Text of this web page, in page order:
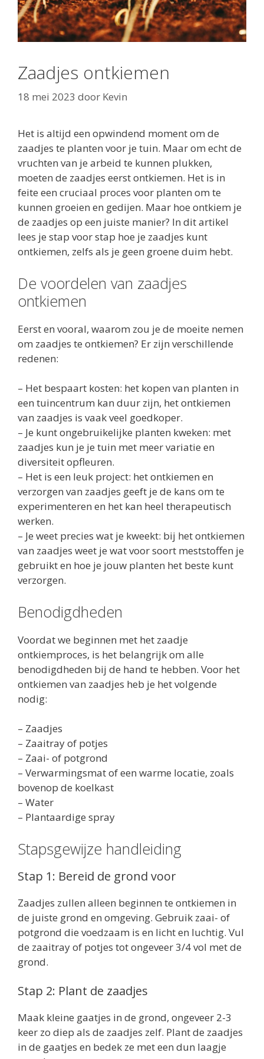
Zaadjes ontkiemen
18 mei 2023 door Kevin
Het is altijd een opwindend moment om de
zaadjes te planten voor je tuin. Maar om echt de
vruchten van je arbeid te kunnen plukken,
moeten de zaadjes eerst ontkiemen. Het is in
feite een cruciaal proces voor planten om te
kunnen groeien en gedijen. Maar hoe ontkiem je
de zaadjes op een juiste manier? In dit artikel
lees je stap voor stap hoe je zaadjes kunt
ontkiemen, zelfs als je geen groene duim hebt.
De voordelen van zaadjes
ontkiemen
Eerst en vooral, waarom zou je de moeite nemen
om zaadjes te ontkiemen? Er zijn verschillende
redenen:
– Het bespaart kosten: het kopen van planten in
een tuincentrum kan duur zijn, het ontkiemen
van zaadjes is vaak veel goedkoper.
– Je kunt ongebruikelijke planten kweken: met
zaadjes kun je je tuin met meer variatie en
diversiteit opfleuren.
– Het is een leuk project: het ontkiemen en
verzorgen van zaadjes geeft je de kans om te
experimenteren en het kan heel therapeutisch
werken.
– Je weet precies wat je kweekt: bij het ontkiemen
van zaadjes weet je wat voor soort meststoffen je
gebruikt en hoe je jouw planten het beste kunt
verzorgen.
Benodigdheden
Voordat we beginnen met het zaadje
ontkiemproces, is het belangrijk om alle
benodigdheden bij de hand te hebben. Voor het
ontkiemen van zaadjes heb je het volgende
nodig:
– Zaadjes
– Zaaitray of potjes
– Zaai- of potgrond
– Verwarmingsmat of een warme locatie, zoals
bovenop de koelkast
– Water
– Plantaardige spray
Stapsgewijze handleiding
Stap 1: Bereid de grond voor
Zaadjes zullen alleen beginnen te ontkiemen in
de juiste grond en omgeving. Gebruik zaai- of
potgrond die voedzaam is en licht en luchtig. Vul
de zaaitray of potjes tot ongeveer 3/4 vol met de
grond.
Stap 2: Plant de zaadjes
Maak kleine gaatjes in de grond, ongeveer 2-3
keer zo diep als de zaadjes zelf. Plant de zaadjes
in de gaatjes en bedek ze met een dun laagje